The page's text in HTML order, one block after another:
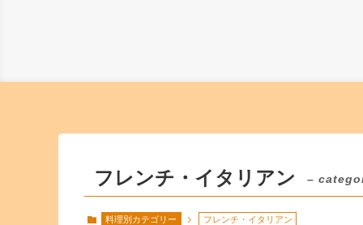
フレンチ・イタリアン –
料理別カテゴリー フレンチ・イタリアン